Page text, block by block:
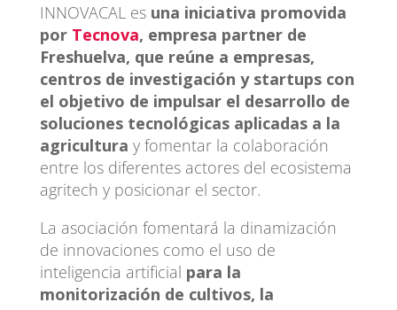
INNOVACAL es una iniciativa promovida
por Tecnova, empresa partner de
Freshuelva, que reúne a empresas,
centros de investigación y startups con
el objetivo de impulsar el desarrollo de
soluciones tecnológicas aplicadas a la
agricultura y fomentar la colaboración
entre los diferentes actores del ecosistema
agritech y posicionar el sector.
La asociación fomentará la dinamización
de innovaciones como el uso de
inteligencia artificial para la
monitorización de cultivos, la